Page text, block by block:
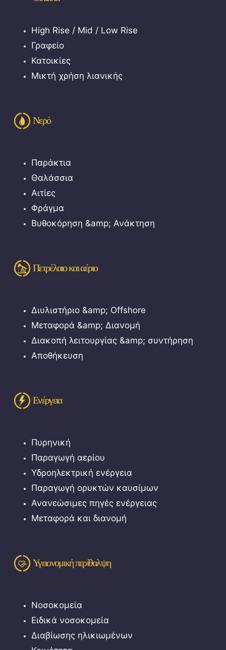
High Rise / Mid / Low Rise
Γραφείο
Κατοικίες
Μικτή χρήση λιανικής
Νερό
Παράκτια
Θαλάσσια
Αιτίες
Φράγμα
Βυθοκόρηση &amp; Ανάκτηση
Πετρέλαιο και αέριο
Διυλιστήριο &amp; Offshore
Μεταφορά &amp; Διανομή
Διακοπή λειτουργίας &amp; συντήρηση
Αποθήκευση
Ενέργεια
Πυρηνική
Παραγωγή αερίου
Υδροηλεκτρική ενέργεια
Παραγωγή ορυκτών καυσίμων
Ανανεώσιμες πηγές ενέργειας
Μεταφορά και διανομή
Υγειονομική περίθαλψη
Νοσοκομεία
Ειδικά νοσοκομεία
Διαβίωσης ηλικιωμένων